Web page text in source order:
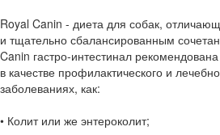
Royal Canin - диета для собак,
и тщательно сбалансированным
Canin гастро-интестинал
в качестве профилактического и
заболеваниях, как:
• Колит или же энтероколит;